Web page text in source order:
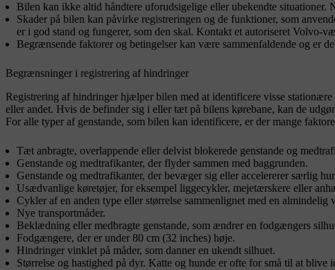
Bilen kan ikke altid håndtere uforudsigelige eller ubekendte
Skader på bilen kan påvirke registreringen og de funktioner, som
er i god stand og fungerer, som den skal. Kontakt et autoriseret Volvo-
Begrænsende faktorer og betingelser kan være sammenfaldende og er
Begrænsninger i registrering af hindringer
Registrering af hindringer hjælper bilen med at identificere visse
eller andet. Hvis de befinder sig i eller tæt på bilens kørebane, kan de
For alle typer af genstande, som bilen kan identificere, er der mange
Tæt anbragte, overlappende eller delvist blokerede genstande og
Genstande og medtrafikanter, der flyder sammen med baggrunden.
Genstande og medtrafikanter, der bevæger sig eller accelererer særlig
Usædvanlige køretøjer, for eksempel liggecykler, mejetærskere eller
Cykler af en anden type eller størrelse sammenlignet med en almindelig
Nye transportmåder.
Beklædning eller medbragte genstande, som ændrer en fodgængers
Fodgængere, der er under 80 cm (32 inches) høje.
Hindringer vinklet på måder, som danner en ukendt silhuet.
Størrelse og hastighed på dyr. Katte og hunde er ofte for små til at blive